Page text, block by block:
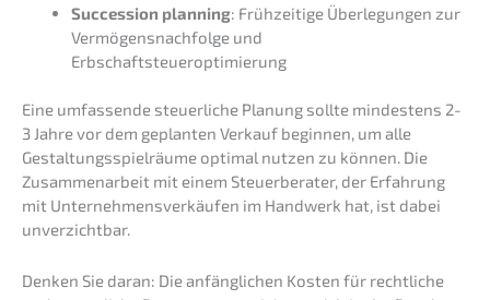
Succes­si­on planning: Frühzei­ti­ge Überle­gun­gen zur
Vermö­gens­nach­fol­ge und
Erbschaftsteueroptimierung
Eine umfas­sen­de steuer­li­che Planung sollte mindes­tens 2-
3 Jahre vor dem geplan­ten Verkauf begin­nen, um alle
Gestal­tungs­spiel­räu­me optimal nutzen zu können. Die
Zusam­men­ar­beit mit einem Steuer­be­ra­ter, der Erfah­rung
mit Unter­neh­mens­ver­käu­fen im Handwerk hat, ist dabei
unverzichtbar.
Denken Sie daran: Die anfäng­li­chen Kosten für recht­li­che